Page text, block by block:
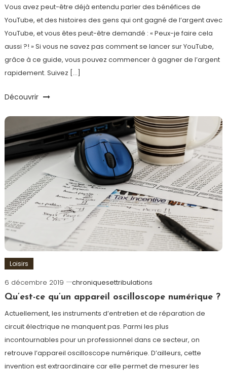
Vous avez peut-être déjà entendu parler des bénéfices de
YouTube, et des histoires des gens qui ont gagné de l’argent avec
YouTube, et vous êtes peut-être demandé : « Peux-je faire cela
aussi ?! » Si vous ne savez pas comment se lancer sur YouTube,
grâce à ce guide, vous pouvez commencer à gagner de l’argent
rapidement. Suivez […]
Découvrir
Loisirs
6 décembre 2019
chroniquesettribulations
Qu’est-ce qu’un appareil oscilloscope numérique ?
Actuellement, les instruments d’entretien et de réparation de
circuit électrique ne manquent pas. Parmi les plus
incontournables pour un professionnel dans ce secteur, on
retrouve l’appareil oscilloscope numérique. D’ailleurs, cette
invention est extraordinaire car elle permet de mesurer les